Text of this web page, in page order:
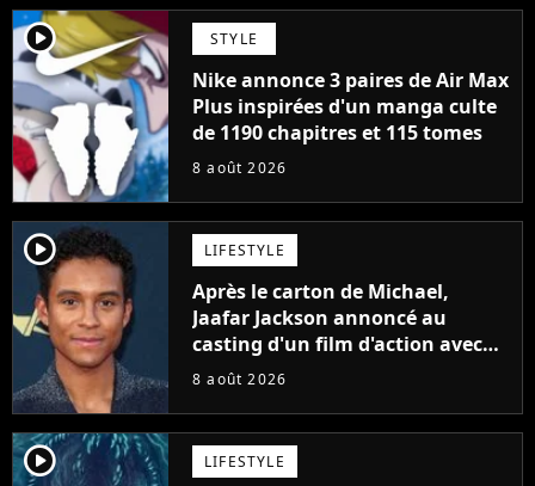
player2 STYLE
Nike annonce 3 paires de Air Max
Plus inspirées d'un manga culte
de 1190 chapitres et 115 tomes
8 août 2026
player2 LIFESTYLE
Après le carton de Michael,
Jaafar Jackson annoncé au
casting d'un film d'action avec
Will Smith
8 août 2026
player2 LIFESTYLE